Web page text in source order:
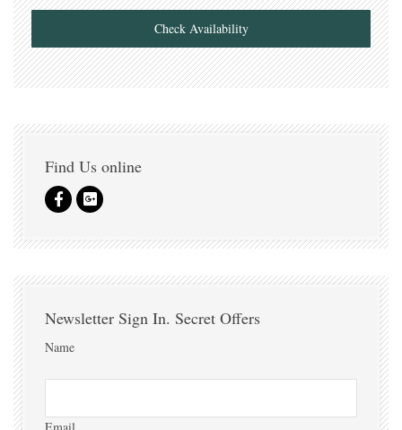
Check Availability
Find Us online
Newsletter Sign In. Secret Offers
Name